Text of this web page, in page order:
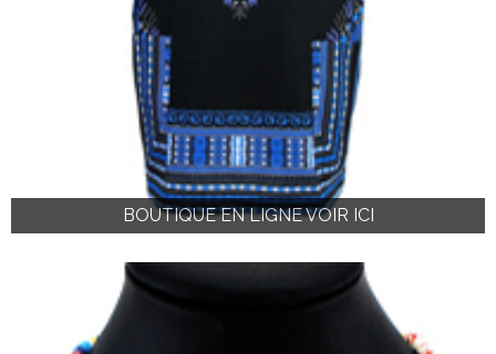
BOUTIQUE EN LIGNE VOIR ICI